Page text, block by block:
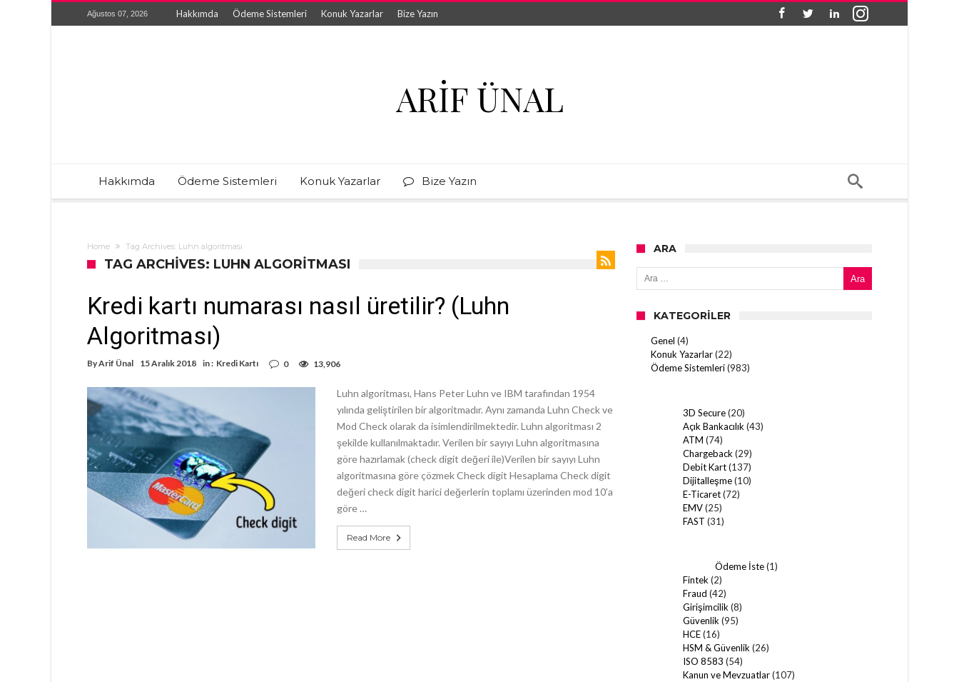
Ağustos 07, 2026 Hakkımda Ödeme Sistemleri Konuk Yazarlar Bize Yazın
ARIF ÜNAL
Hakkımda Ödeme Sistemleri Konuk Yazarlar Bize Yazın
Home Tag Archives: Luhn algoritması
TAG ARCHIVES: LUHN ALGORITMASI
Kredi kartı numarası nasıl üretilir? (Luhn
Algoritması)
ByArif Ünal 15 Aralık 2018 in : Kredi Kartı 0 13,906
Luhn algoritması, Hans Peter Luhn ve IBM tarafından 1954
yılında geliştirilen bir algoritmadır. Aynı zamanda Luhn Check ve
Mod Check olarak da isimlendirilmektedir. Luhn algoritması 2
şekilde kullanılmaktadır. Verilen bir sayıyı Luhn algoritmasına
göre hazırlamak (check digit değeri ile)Verilen bir sayıyı Luhn
algoritmasına göre çözmek Check digit Hesaplama Check digit
değeri check digit harici değerlerin toplamı üzerinden mod 10’a
göre …
Read More
ARA
Arama:
KATEGORILER
Genel (4)
Konuk Yazarlar(22)
Ödeme Sistemleri(983)
3D Secure(20)
Açık Bankacılık (43)
ATM (74)
Chargeback (29)
Debit Kart(137)
Dijitalleşme(10)
E-Ticaret(72)
EMV(25)
FAST (31)
Ödeme İste(1)
Fintek (2)
Fraud (42)
Girişimcilik (8)
Güvenlik (95)
HCE(16)
HSM & Güvenlik (26)
ISO 8583 (54)
Kanun ve Mevzuatlar(107)